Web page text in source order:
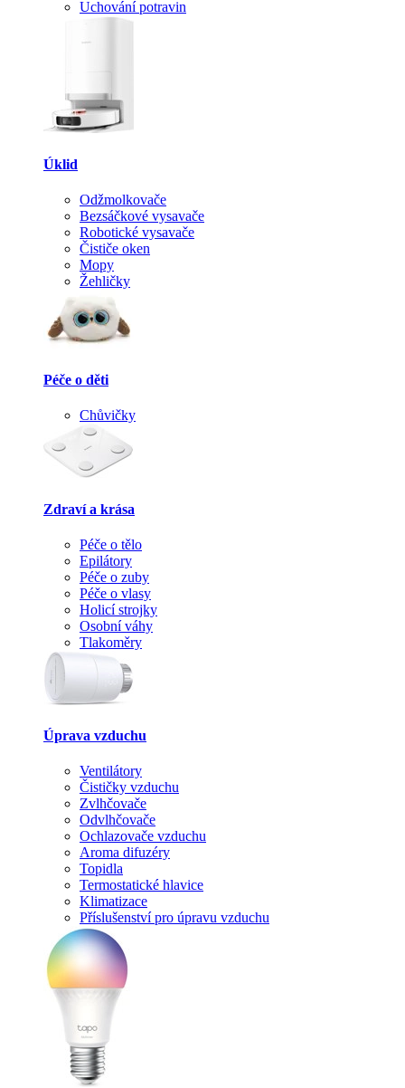
Uchování potravin
Úklid
Odžmolkovače
Bezsáčkové vysavače
Robotické vysavače
Čističe oken
Mopy
Žehličky
Péče o děti
Chůvičky
Zdraví a krása
Péče o tělo
Epilátory
Péče o zuby
Péče o vlasy
Holicí strojky
Osobní váhy
Tlakoměry
Úprava vzduchu
Ventilátory
Čističky vzduchu
Zvlhčovače
Odvlhčovače
Ochlazovače vzduchu
Aroma difuzéry
Topidla
Termostatické hlavice
Klimatizace
Příslušenství pro úpravu vzduchu